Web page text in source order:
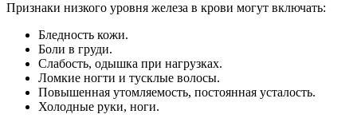
Признаки низкого уровня железа в крови могут включать:
Бледность кожи.
Боли в груди.
Слабость, одышка при нагрузках.
Ломкие ногти и тусклые волосы.
Повышенная утомляемость, постоянная усталость.
Холодные руки, ноги.